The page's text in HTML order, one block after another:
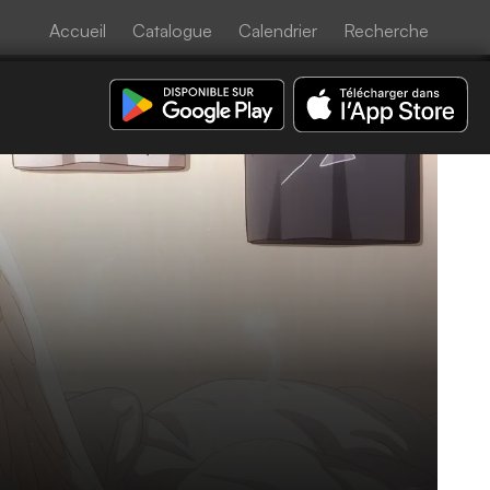
Accueil Catalogue Calendrier Recherche